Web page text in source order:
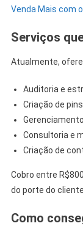
Venda Mais com
Serviços
Atualmente,
Auditoria e
Criação de
Consultoria e
Criação de
Cobro entre
do porte do
Como